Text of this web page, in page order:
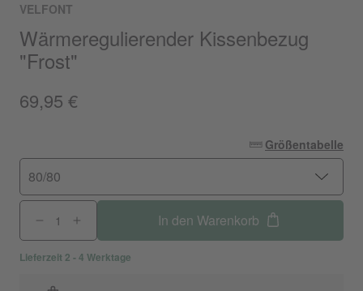
VELFONT
Wärmeregulierender Kissenbezug
"Frost"
69,95 €
Größentabelle
80/80
In den Warenkorb
Lieferzeit 2 - 4 Werktage